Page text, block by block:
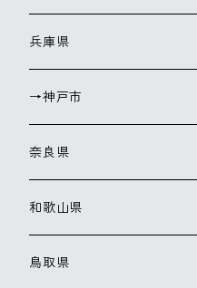
兵庫県
→神戸市
奈良県
和歌山県
鳥取県